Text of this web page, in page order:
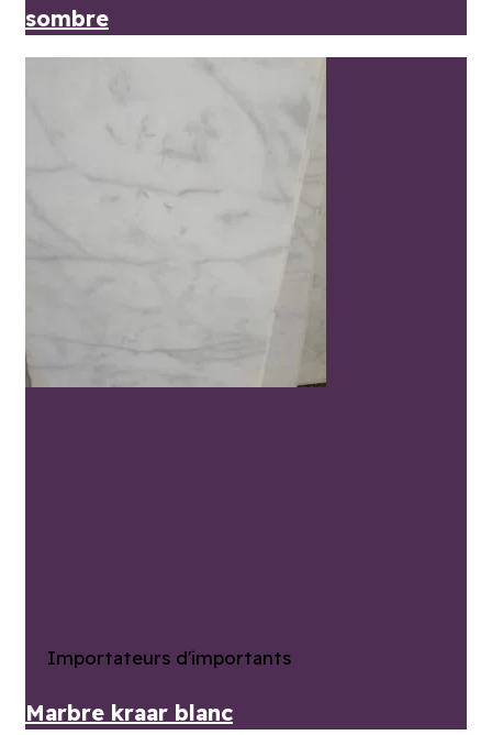
sombre
Importateurs d'importants
Marbre kraar blanc